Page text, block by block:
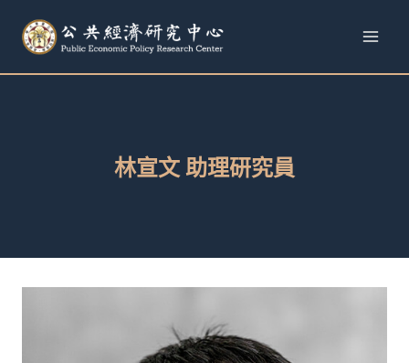
林宣文 助理研究員